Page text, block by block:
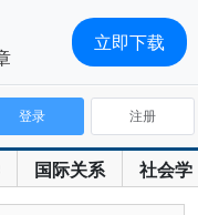
国际关系 社会学
登录 注册
立即下载